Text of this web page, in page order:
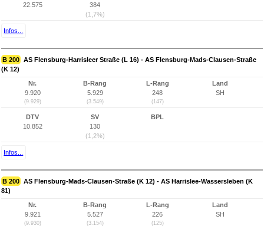
22.575
384
(1,7%)
Infos...
B 200 AS Flensburg-Harrisleer Straße (L 16) - AS Flensburg-Mads-Clausen-Straße
(K 12)
Nr.
9.920
(9.929)
B-Rang
5.929
(3.549)
L-Rang
248
(147)
Land
SH
DTV
10.852
SV
130
(1,2%)
BPL
Infos...
B 200 AS Flensburg-Mads-Clausen-Straße (K 12) - AS Harrislee-Wassersleben (K
81)
Nr.
9.921
(9.930)
B-Rang
5.527
(3.154)
L-Rang
226
(125)
Land
SH